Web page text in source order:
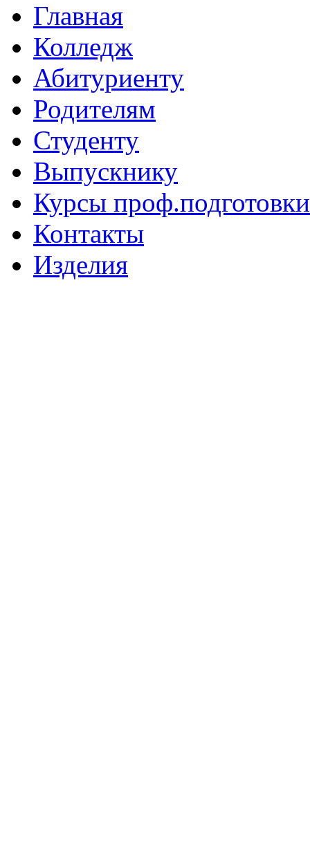
Главная
Колледж
Абитуриенту
Родителям
Студенту
Выпускнику
Курсы проф.подготовки
Контакты
Изделия